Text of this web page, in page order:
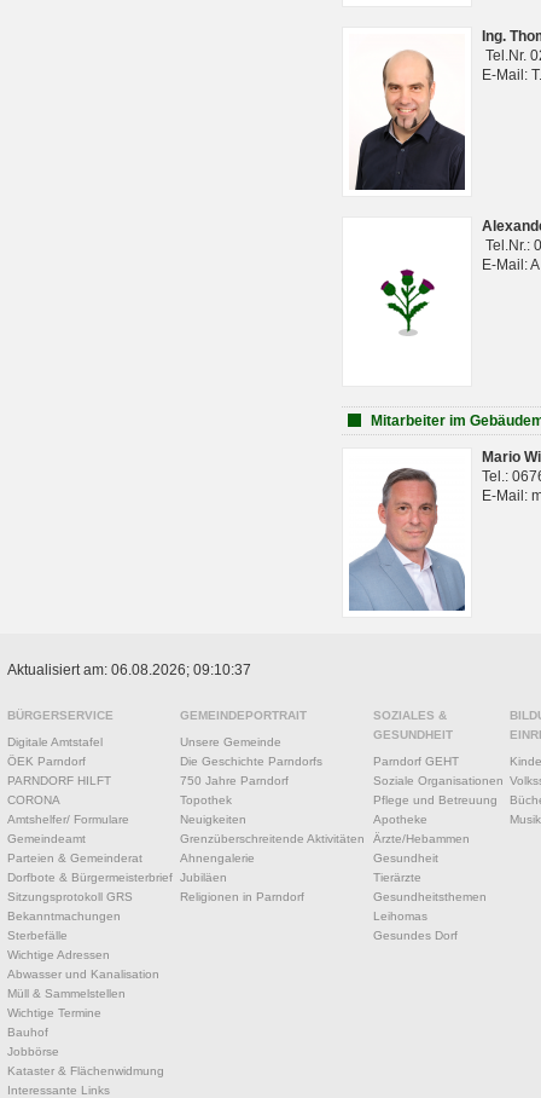
Ing.
Tel.Nr.
E-Mail:
Tel.Nr.:
E-Mail:
Mitarbeiter im
Mario
Tel.:
E-Mail:
Aktualisiert am: 06.08.2026; 09:10:37
BÜRGERSERVICE
Digitale Amtstafel
ÖEK Parndorf
PARNDORF HILFT
CORONA
Amtshelfer/ Formulare
Gemeindeamt
Parteien & Gemeinderat
Dorfbote & Bürgermeisterbrief
Sitzungsprotokoll GRS
Bekanntmachungen
Sterbefälle
Wichtige Adressen
Abwasser und Kanalisation
Müll & Sammelstellen
Wichtige Termine
Bauhof
Jobbörse
Kataster & Flächenwidmung
Interessante Links
GEMEINDEPORTRAIT
Unsere Gemeinde
Die Geschichte Parndorfs
750 Jahre Parndorf
Topothek
Neuigkeiten
Grenzüberschreitende Aktivitäten
Ahnengalerie
Jubiläen
Religionen in Parndorf
SOZIALES &
GESUNDHEIT
Parndorf GEHT
Soziale Organisationen
Pflege und Betreuung
Apotheke
Ärzte/Hebammen
Gesundheit
Tierärzte
Gesundheitsthemen
Leihomas
Gesundes Dorf